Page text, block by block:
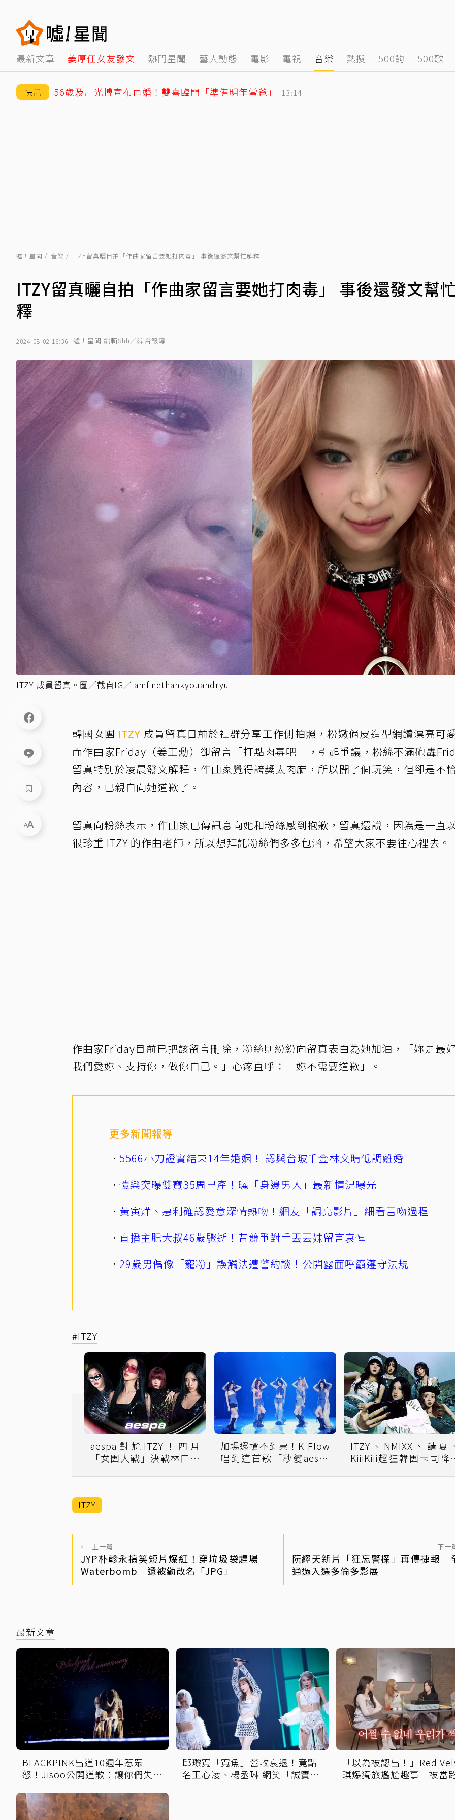
最新文章 姜厚任女友發文 熱門星聞 藝人動態 電影 電視 音樂 熱搜 500齣 500歌
快訊 56歲及川光博宣布再婚！雙喜臨門「準備明年當爸」 13:14
噓！星聞 音樂 ITZY留真曬自拍「作曲家留言要她打肉毒」 事後還發文幫忙解釋
ITZY留真曬自拍「作曲家留言要她打肉毒」 事後還發文幫
釋
2024-08-02 16:36 噓！星聞 編輯Shh／綜合報導
ITZY 成員留真。圖／截自IG／iamfinethankyouandryu
韓國女團 ITZY 成員留真日前於社群分享工作側拍照，粉嫩俏皮造型網讚漂亮可
而作曲家Friday（姜正勳）卻留言「打點肉毒吧」，引起爭議，粉絲不滿砲轟
留真特別於凌晨發文解釋，作曲家覺得誇獎太肉麻，所以開了個玩笑，但卻是不
內容，已親自向她道歉了。
留真向粉絲表示，作曲家已傳訊息向她和粉絲感到抱歉，留真還說，因為是一直
很珍重 ITZY 的作曲老師，所以想拜託粉絲們多多包涵，希望大家不要往心裡去。
作曲家Friday目前已把該留言刪除，粉絲則紛紛向留真表白為她加油，「妳是最
我們愛妳、支持你，做你自己。」心疼直呼：「妳不需要道歉」。
更多新聞報導
5566小刀證實結束14年婚姻！ 認與台玻千金林文晴低調離婚
愷樂突曝雙寶35周早產！曬「身邊男人」最新情況曝光
黃寅燁、惠利確認愛意深情熱吻！網友「調亮影片」細看舌吻過程
直播主肥大叔46歲驟逝！昔競爭對手丟丟妹留言哀悼
29歲男偶像「寵粉」誤觸法遭警約談！公開露面呼籲遵守法規
#ITZY
aespa對尬ITZY！四月
「女團大戰」決戰林口體
加場還搶不到票！K-Flow
唱到這首歌「秒變aespa
ITZY、NMIXX、請夏
KiiiKiii超狂韓團卡司降
ITZY
← 上一篇
JYP朴軫永搞笑短片爆紅！穿垃圾袋趕場
Waterbomb 還被勸改名「JPG」
下一
阮經天新片「狂忘警探」再傳捷報
通過入選多倫多影展
最新文章
BLACKPINK出道10週年惹眾
怒！Jisoo公開道歉：讓你們失望
邱瓈寬「寬魚」營收衰退！竟點
名王心凌、楊丞琳 網笑「誠實到
「以為被認出！」Red
琪爆獨旅尷尬趣事 被當